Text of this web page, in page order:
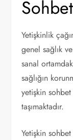
Yetişkinlik
genel sağlık
sanal
sağlığın
yetişkin
taşımaktadır.
Yetişkin